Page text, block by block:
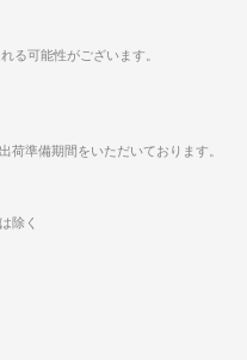
る可能性がございます。
荷準備期間をいただいております。
除く